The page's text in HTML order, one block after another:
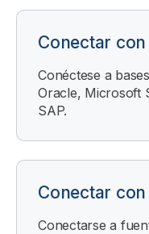
Conectar
Conéctese a
Oracle, Microsoft
SAP.
Conectar
Conectarse a